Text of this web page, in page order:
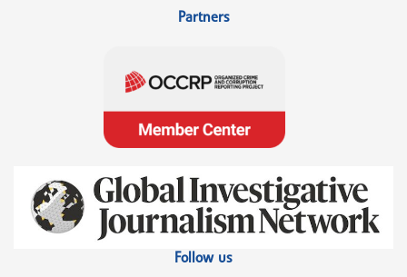
Partners
Follow us